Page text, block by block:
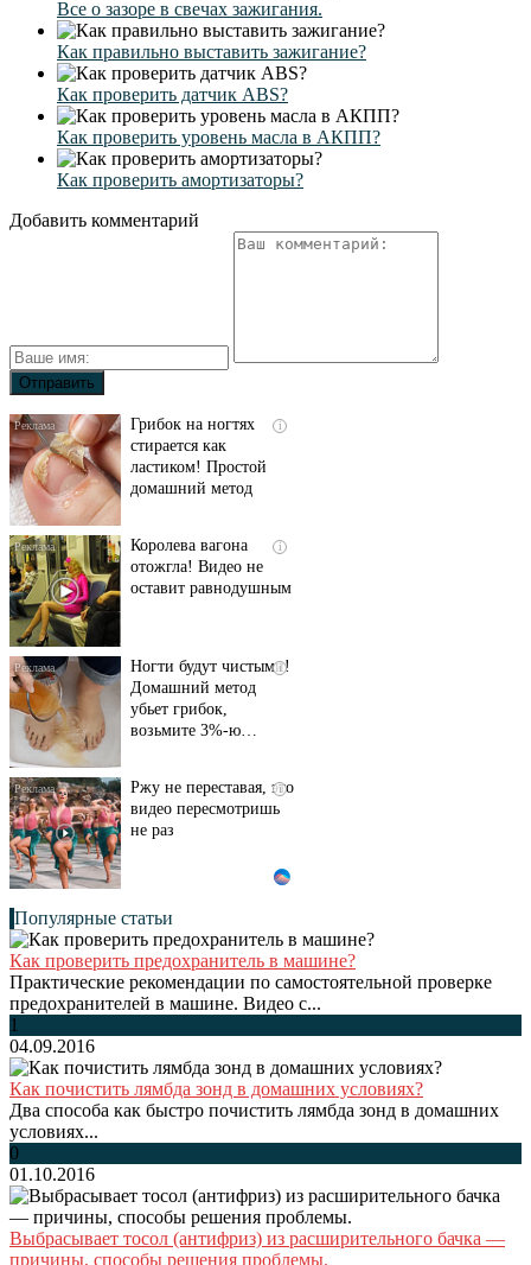
Все о зазоре в свечах зажигания.
Как правильно выставить зажигание?
Как проверить датчик ABS?
Как проверить уровень масла в АКПП?
Как проверить амортизаторы?
Добавить комментарий
i
Грибок на ногтях
стирается как
ластиком! Простой
домашний метод
i
Королева вагона
отожгла! Видео не
оставит равнодушным
i
Ногти будут чистыми!
Домашний метод
убьет грибок,
возьмите 3%-ю…
i
Ржу не переставая, это
видео пересмотришь
не раз
Популярные статьи
Как проверить предохранитель в машине?
Практические рекомендации по самостоятельной проверке
предохранителей в машине. Видео с...
1
04.09.2016
Как почистить лямбда зонд в домашних условиях?
Два способа как быстро почистить лямбда зонд в домашних
условиях...
0
01.10.2016
Выбрасывает тосол (антифриз) из расширительного бачка —
причины, способы решения проблемы.